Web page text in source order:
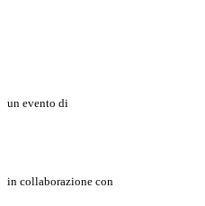
un evento di
in collaborazione con